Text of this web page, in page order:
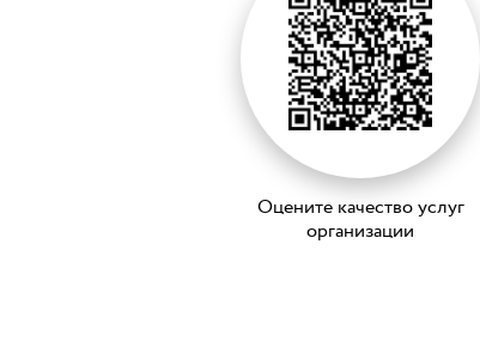
Оцените качество услуг
организации